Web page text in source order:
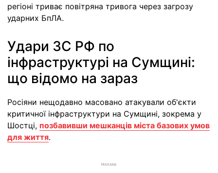
регіоні триває повітряна тривога через загрозу
ударних БпЛА.
Удари ЗС РФ по
інфраструктурі на Сумщині:
що відомо на зараз
Росіяни нещодавно масовано атакували об'єкти
критичної інфраструктури на Сумщині, зокрема у
Шостці, позбавивши мешканців міста базових умов
для життя.
РЕКЛАМА